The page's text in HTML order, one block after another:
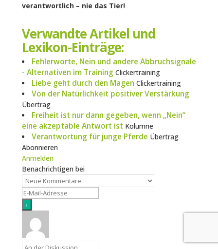
verantwortlich – nie das Tier!
Verwandte Artikel und
Lexikon-Einträge:
Fehlerworte, Nein und andere Abbruchsignale
- Alternativen im Training Clickertraining
Liebe geht durch den Magen Clickertraining
Von der Natürlichkeit positiver Verstärkung
Übertrag
Freiheit ist nur dann gegeben, wenn „Nein“
eine akzeptable Antwort ist Kolumne
Verantwortung für junge Pferde Übertrag
Abonnieren
Anmelden
Benachrichtigen bei